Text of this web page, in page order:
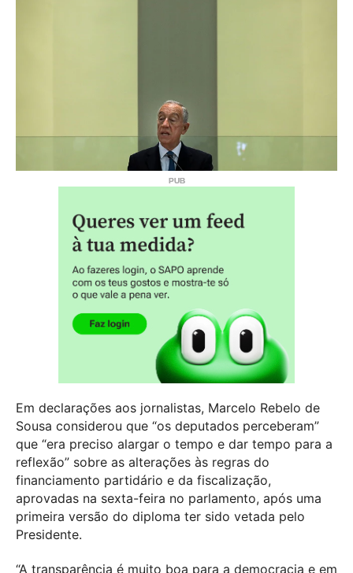
Em declarações aos jornalistas, Marcelo Rebelo de
Sousa considerou que “os deputados perceberam”
que “era preciso alargar o tempo e dar tempo para a
reflexão” sobre as alterações às regras do
financiamento partidário e da fiscalização,
aprovadas na sexta-feira no parlamento, após uma
primeira versão do diploma ter sido vetada pelo
Presidente.
“A transparência é muito boa para a democracia e em